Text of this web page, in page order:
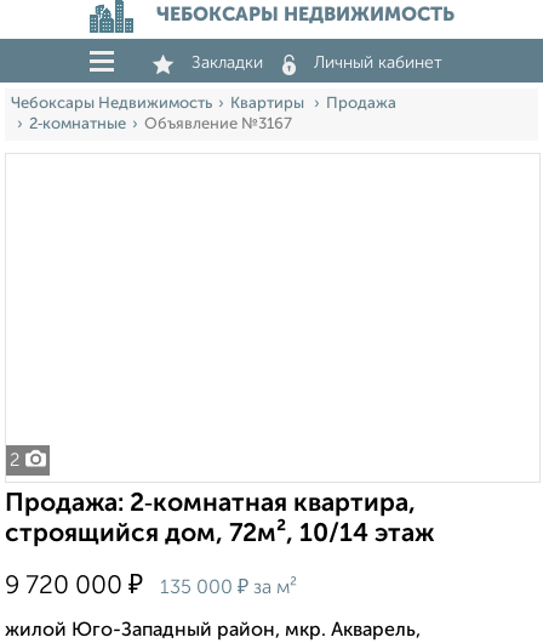
ЧЕБОКСАРЫ НЕДВИЖИМОСТЬ
Закладки Личный кабинет
Чебоксары Недвижимость Квартиры
Продажа
2‑комнатные
Объявление №3167
2
Продажа: 2‑комнатная квартира,
строящийся дом, 72м², 10/14 этаж
9 720 000 ₽ 135 000 ₽ за м²
жилой Юго-Западный район, мкр. Акварель,